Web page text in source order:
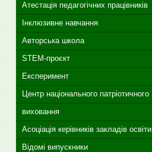
Атестація педагогічних працівників
Інклюзивне навчання
Авторська школа
STEM-проєкт
Експеримент
Центр національного патріотичного
виховання
Асоціація керівників закладів освіти
Відомі випускники